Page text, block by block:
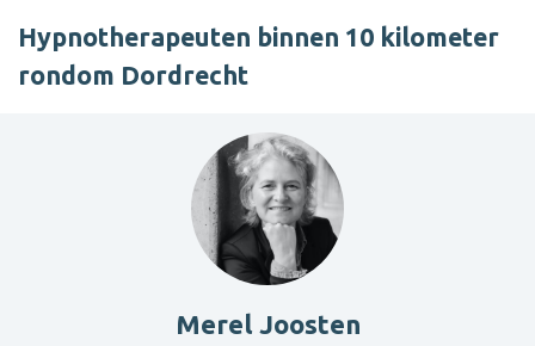
Hypnotherapeuten binnen 10 kilometer
rondom Dordrecht
Merel Joosten